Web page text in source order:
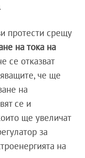
протести срещу
на тока на
се отказват
че ще
на
се и
ще увеличат
за
на